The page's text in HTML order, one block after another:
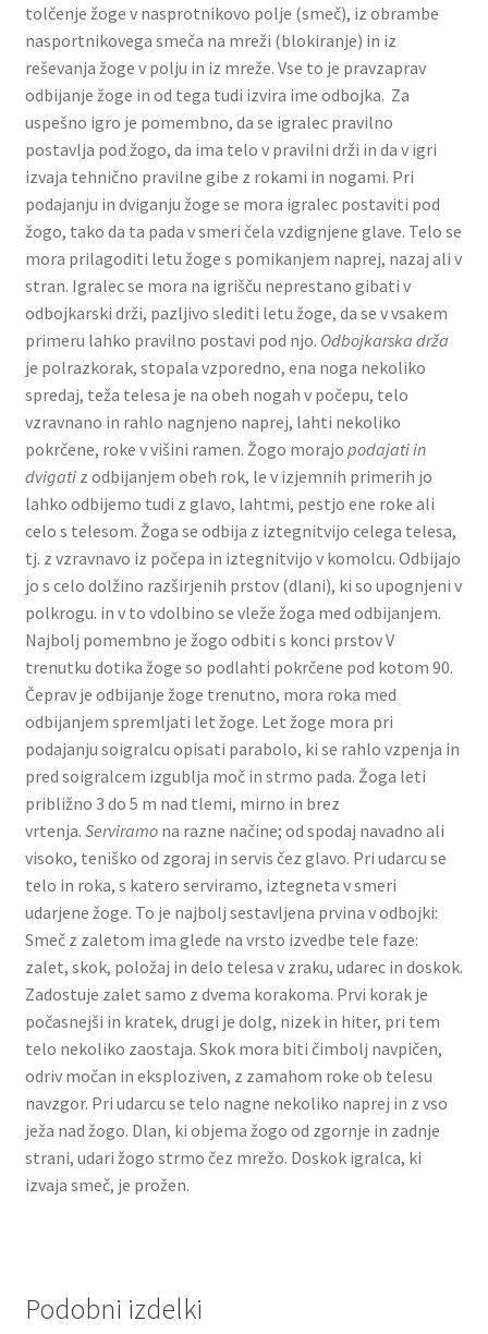
tolčenje žoge v nasprotnikovo polje (smeč), iz obrambe
na­sportnikovega smeča na mreži (blokiranje) in iz
reševanja žoge v polju in iz mreže. Vse to je pravzaprav
odbijanje žoge in od tega tudi izvira ime odbojka. Za
uspešno igro je pomembno, da se igralec pravilno
postavlja pod žogo, da ima telo v pravilni drži in da v igri
izvaja tehnično pravilne gibe z rokami in nogami. Pri
podajanju in dviganju žoge se mora igralec postaviti pod
žogo, tako da ta pada v smeri čela vzdignjene glave. Telo se
mora prilagoditi letu žoge s pomikanjem naprej, nazaj ali v
stran. Igralec se mora na igrišču neprestano gibati v
odbojkarski drži, pazljivo slediti letu žoge, da se v vsakem
primeru lahko pravilno postavi pod njo. Odbojkarska drža
je polrazkorak, stopala vzpo­redno, ena noga nekoliko
spredaj, teža telesa je na obeh nogah v počepu, telo
vzravnano in rahlo nagnjeno naprej, lahti nekoliko
pokrčene, roke v višini ramen. Žogo morajo podajati in
dvigati z odbijanjem obeh rok, le v izjemnih primerih jo
lahko odbije­mo tudi z glavo, lahtmi, pestjo ene roke ali
celo s telesom. Žoga se odbija z iztegnitvijo celega telesa,
tj. z vzravnavo iz počepa in iztegnitvijo v komolcu. Odbijajo
jo s celo dolžino razširjenih prstov (dlani), ki so upognjeni v
polkrogu. in v to vdol­bino se vleže žoga med odbijanjem.
Najbolj po­membno je žogo odbiti s konci prstov V
trenutku dotika žoge so podlahti pokrčene pod kotom 90.
Čeprav je odbijanje žoge trenutno, mora roka med
odbijanjem spremljati let žoge. Let žoge mora pri
podajanju soigralcu opisati parabolo, ki se rahlo vzpenja in
pred soigralcem izgublja moč in strmo pada. Žoga leti
približno 3 do 5 m nad tlemi, mirno in brez
vrtenja. Serviramo na razne načine; od spodaj navadno ali
visoko, teniško od zgoraj in servis čez glavo. Pri udarcu se
telo in roka, s katero serviramo, iztegneta v smeri
udarjene žoge. To je najbolj sestavljena prvina v odbojki:
Smeč z zaletom ima glede na vrsto izvedbe tele faze:
zalet, skok, položaj in delo telesa v zraku, udarec in doskok.
Zadostuje zalet samo z dvema kora­koma. Prvi korak je
počasnejši in kratek, drugi je dolg, nizek in hiter, pri tem
telo nekoliko zaostaja. Skok mora biti čimbolj navpičen,
odriv močan in eksploziven, z zamahom roke ob telesu
navzgor. Pri udarcu se telo nagne nekoliko naprej in z vso
ježa nad žogo. Dlan, ki objema žogo od zgornje in zadnje
strani, udari žogo strmo čez mrežo. Doskok igralca, ki
izvaja smeč, je prožen.
Podobni izdelki